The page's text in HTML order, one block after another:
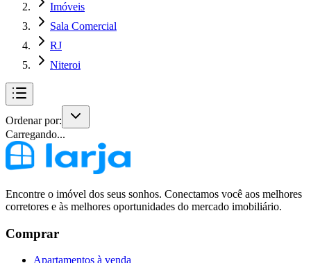
Imóveis
Sala Comercial
RJ
Niteroi
Ordenar por:
Carregando...
Encontre o imóvel dos seus sonhos. Conectamos você aos melhores
corretores e às melhores oportunidades do mercado imobiliário.
Comprar
Apartamentos à venda